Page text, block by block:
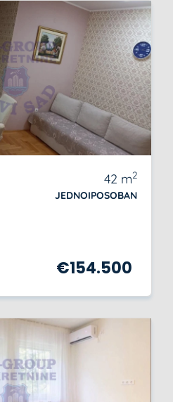
42 m2
JEDNOIPOSOBAN
€154.500